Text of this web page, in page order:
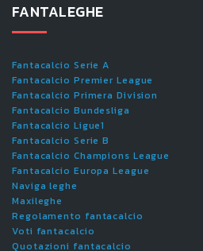
FANTALEGHE
Fantacalcio Serie A
Fantacalcio Premier League
Fantacalcio Primera Division
Fantacalcio Bundesliga
Fantacalcio Ligue1
Fantacalcio Serie B
Fantacalcio Champions League
Fantacalcio Europa League
Naviga leghe
Maxileghe
Regolamento fantacalcio
Voti fantacalcio
Quotazioni fantacalcio